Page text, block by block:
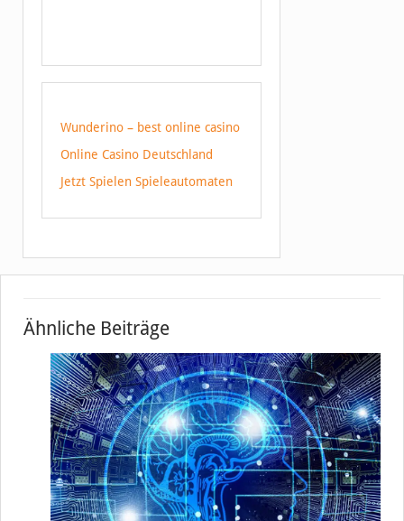
Wunderino – best online casino
Online Casino Deutschland
Jetzt Spielen Spieleautomaten
Ähnliche Beiträge